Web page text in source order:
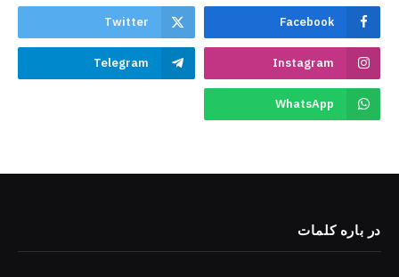
Facebook
Twitter
Instagram
Telegram
WhatsApp
در باره کلمات